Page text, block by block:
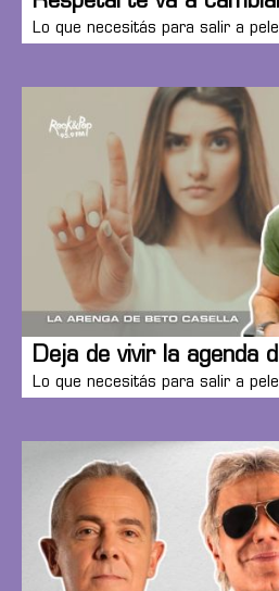
Lo que necesitás para salir a
Deja de vivir la agenda
Lo que necesitás para salir a